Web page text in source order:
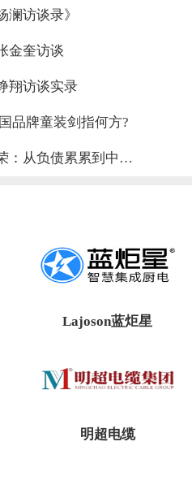
访谈录》
金奎访谈
翔访谈实录
品牌童装剑指何方?
专访华坚集团董事长张华荣：从负债累累到中国女鞋教父
Lajoson蓝炬星
明超电缆